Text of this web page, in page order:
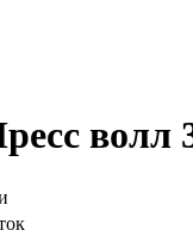
волл